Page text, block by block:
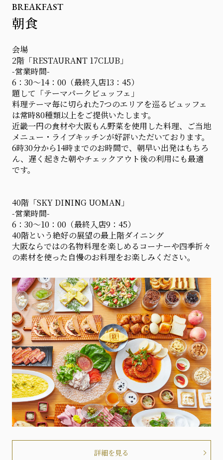
BREAKFAST
朝食
会場
2階「RESTAURANT 17CLUB」
-営業時間-
6：30～14：00（最終入店13：45）
題して「テーマパークビュッフェ」
料理テーマ毎に切られた7つのエリアを巡るビュッフェ
は常時80種類以上をご提供いたします。
近畿一円の食材や大阪もん野菜を使用した料理、ご当地
メニュー・ライブキッチンが好評いただいております。
6時30分から14時までのお時間で、朝早い出発はもちろ
ん、遅く起きた朝やチェックアウト後の利用にも最適
です。
40階「SKY DINING UOMAN」
-営業時間-
6：30～10：00（最終入店9：45）
40階という絶好の展望の最上階ダイニング
⼤阪ならではの名物料理を楽しめるコーナーや四季折々
の素材を使った⾃慢のお料理をお楽しみください。
詳細を見る